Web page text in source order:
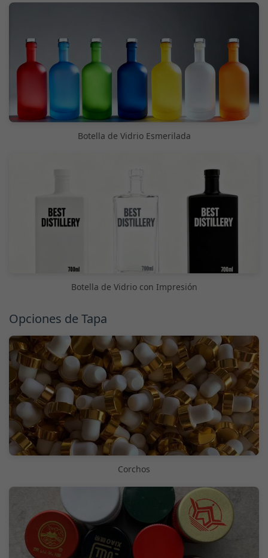
Botella de Vidrio Esmerilada
Botella de Vidrio con Impresión
Opciones de Tapa
Corchos